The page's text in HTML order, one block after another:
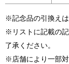
※記念品の引換えは
※リストに記載の
了承ください。
※店舗により一部対